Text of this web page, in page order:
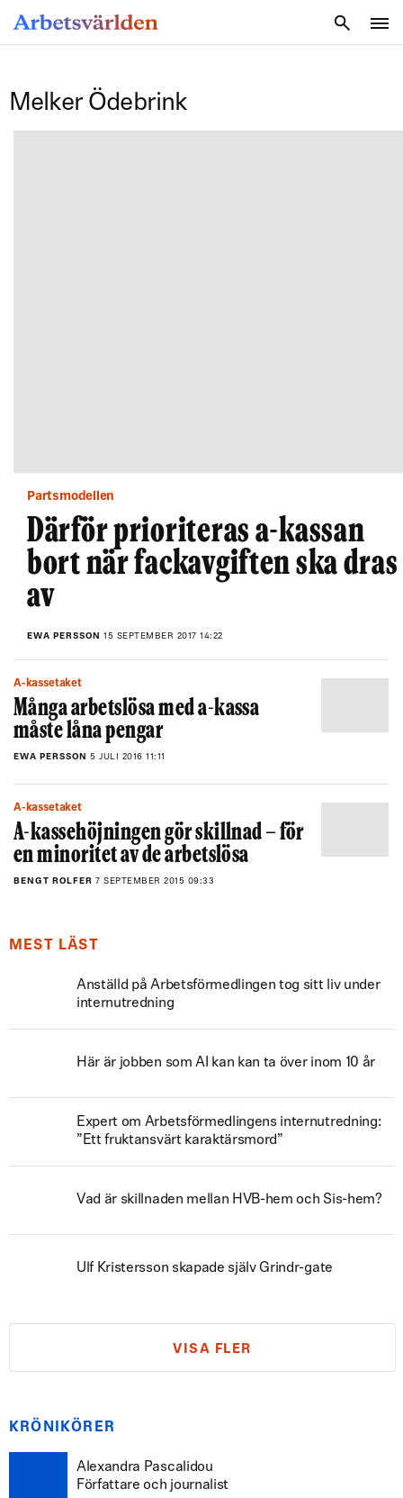
Melker Ödebrink
Partsmodellen
Därför prioriteras a-kassan
bort när fackavgiften ska dras
av
EWA PERSSON 15 SEPTEMBER 2017 14:22
A-kassetaket
Många arbetslösa med a-kassa
måste låna pengar
EWA PERSSON 5 JULI 2016 11:11
A-kassetaket
A-kassehöjningen gör skillnad – för
en minoritet av de arbetslösa
BENGT ROLFER 7 SEPTEMBER 2015 09:33
MEST LÄST
Anställd på Arbetsförmedlingen tog sitt liv under
internutredning
Här är jobben som AI kan kan ta över inom 10 år
Expert om Arbetsförmedlingens internutredning:
”Ett fruktansvärt karaktärsmord”
Vad är skillnaden mellan HVB-hem och Sis-hem?
Ulf Kristersson skapade själv Grindr-gate
VISA FLER
KRÖNIKÖRER
Alexandra Pascalidou
Författare och journalist